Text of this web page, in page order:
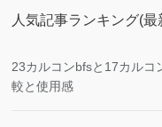
人気記事ランキング(最
23カルコンbfsと17カルコ
較と使用感